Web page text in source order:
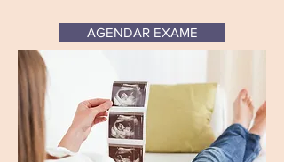
AGENDAR EXAME